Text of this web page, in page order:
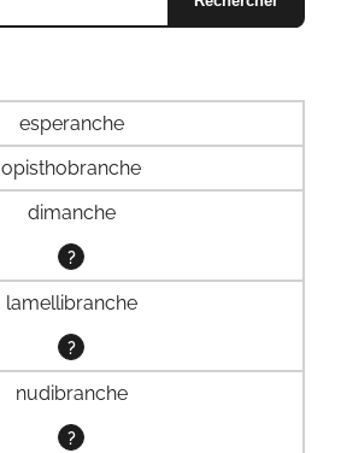
esperanche
opisthobranche
dimanche
?
lamellibranche
?
nudibranche
?